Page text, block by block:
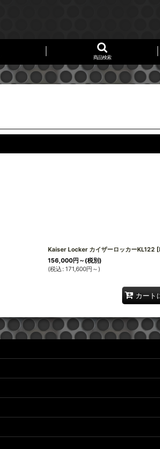
商品検索
Kaiser Locker カイザーロッカーKL122 [
156,000円 ～ (税別)
(税込 : 171,600円 ～)
カート